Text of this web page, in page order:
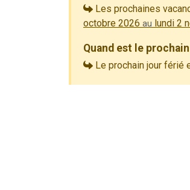
Les prochaines
octobre 2026 au lundi 2
Quand est le
Le prochain jour férié